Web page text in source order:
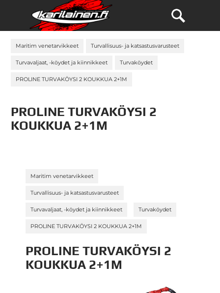
Maritim venetarvikkeet Turvallisuus- ja katsastusvarusteet
Turvavaljaat, -köydet ja kiinnikkeet Turvaköydet
PROLINE TURVAKÖYSI 2 KOUKKUA 2+1M
PROLINE TURVAKÖYSI 2
KOUKKUA 2+1M
Maritim venetarvikkeet
Turvallisuus- ja katsastusvarusteet
Turvavaljaat, -köydet ja kiinnikkeet Turvaköydet
PROLINE TURVAKÖYSI 2 KOUKKUA 2+1M
PROLINE TURVAKÖYSI 2
KOUKKUA 2+1M